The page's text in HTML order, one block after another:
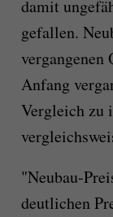
damit
gefallen.
Anfang
Vergleich zu
"Neubau-
deutlichen